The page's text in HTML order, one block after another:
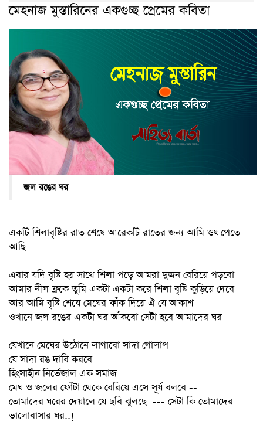
মেহনাজ মুস্তারিনের একগুচ্ছ প্রেমের কবিতা
জল রঙের ঘর
একটি শিলাবৃষ্টির রাত শেষে আরেকটি রাতের জন্য আমি ওৎ পেতে
আছি
এবার যদি বৃষ্টি হয় সাথে শিলা পড়ে আমরা দুজন বেরিয়ে পড়বো
আমার নীল ফ্রকে তুমি একটা একটা করে শিলা বৃষ্টি কুড়িয়ে দেবে
আর আমি বৃষ্টি শেষে মেঘের ফাঁক দিয়ে ঐ যে আকাশ
ওখানে জল রঙের একটা ঘর আঁকবো সেটা হবে আমাদের ঘর
যেখানে মেঘের উঠোনে লাগাবো সাদা গোলাপ
যে সাদা রঙ দাবি করবে
হিংসাহীন নির্ভেজাল এক সমাজ
মেঘ ও জলের ফোঁটা থেকে বেরিয়ে এসে সূর্য বলবে --
তোমাদের ঘরের দেয়ালে যে ছবি ঝুলছে --- সেটা কি তোমাদের
ভালোবাসার ঘর..!